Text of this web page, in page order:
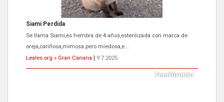
Siami Perdida
Se llama Siami,es hembra de 4 años,esterilizada con marca de
oreja,cariñosa,mimosa pero miedosa,e...
Leales.org » Gran Canaria
9.7.2025